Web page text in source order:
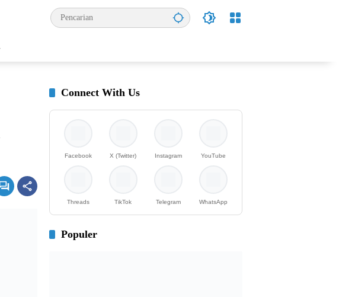
Connect With Us
Facebook X (Twitter) Instagram YouTube
Threads TikTok Telegram WhatsApp
Populer